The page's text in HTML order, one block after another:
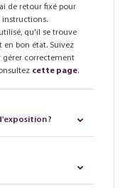
de retour fixé pour
instructions.
qu'il se trouve
bon état. Suivez
gérer correctement
cette page.
?